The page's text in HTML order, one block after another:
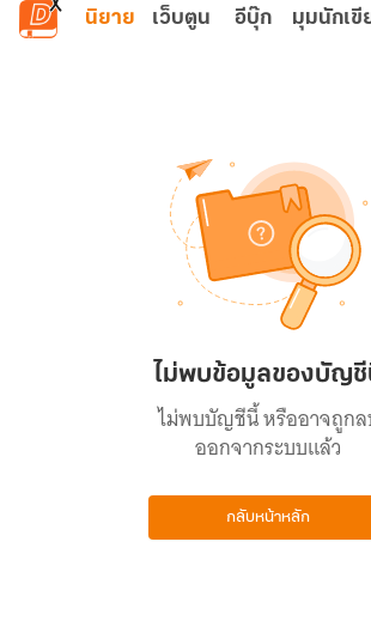
ข้ามไปยังเนื้อหาหลัก
นิยาย เว็บตูน อีบุ๊ก มุมนักเขี
ไม่พบข้อมูลของบัญ
ไม่พบบัญชีนี้ หรืออาจถูก
ออกจากระบบแล้ว
กลับหน้าหลัก